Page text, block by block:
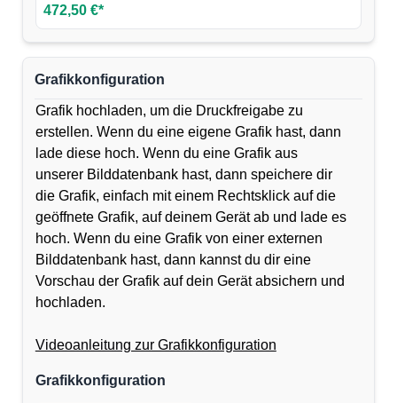
472,50 €*
Grafikkonfiguration
Grafik hochladen, um die Druckfreigabe zu
erstellen. Wenn du eine eigene Grafik hast, dann
lade diese hoch. Wenn du eine Grafik aus
unserer Bilddatenbank hast, dann speichere dir
die Grafik, einfach mit einem Rechtsklick auf die
geöffnete Grafik, auf deinem Gerät ab und lade es
hoch. Wenn du eine Grafik von einer externen
Bilddatenbank hast, dann kannst du dir eine
Vorschau der Grafik auf dein Gerät absichern und
hochladen.
Videoanleitung zur Grafikkonfiguration
Grafikkonfiguration